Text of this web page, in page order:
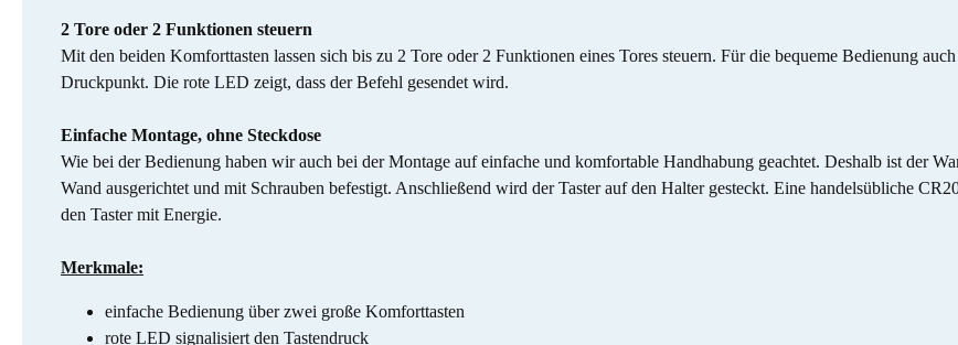
2 Tore oder 2 Funktionen steuern
Mit den beiden Komforttasten lassen sich bis zu 2 Tore oder 2 Funktionen eines Tores steuern. Für die bequeme Bedienung
Druckpunkt. Die rote LED zeigt, dass der Befehl gesendet wird.
Einfache Montage, ohne Steckdose
Wie bei der Bedienung haben wir auch bei der Montage auf einfache und komfortable Handhabung geachtet. Deshalb ist der
Wand ausgerichtet und mit Schrauben befestigt. Anschließend wird der Taster auf den Halter gesteckt. Eine handelsübliche
den Taster mit Energie.
Merkmale:
einfache Bedienung über zwei große Komforttasten
rote LED signalisiert den Tastendruck